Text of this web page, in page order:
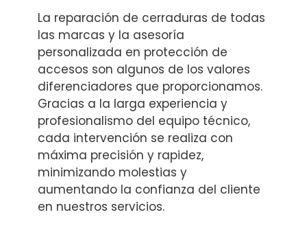
La reparación de cerraduras de todas
las marcas y la asesoría
personalizada en protección de
accesos son algunos de los valores
diferenciadores que proporcionamos.
Gracias a la larga experiencia y
profesionalismo del equipo técnico,
cada intervención se realiza con
máxima precisión y rapidez,
minimizando molestias y
aumentando la confianza del cliente
en nuestros servicios.